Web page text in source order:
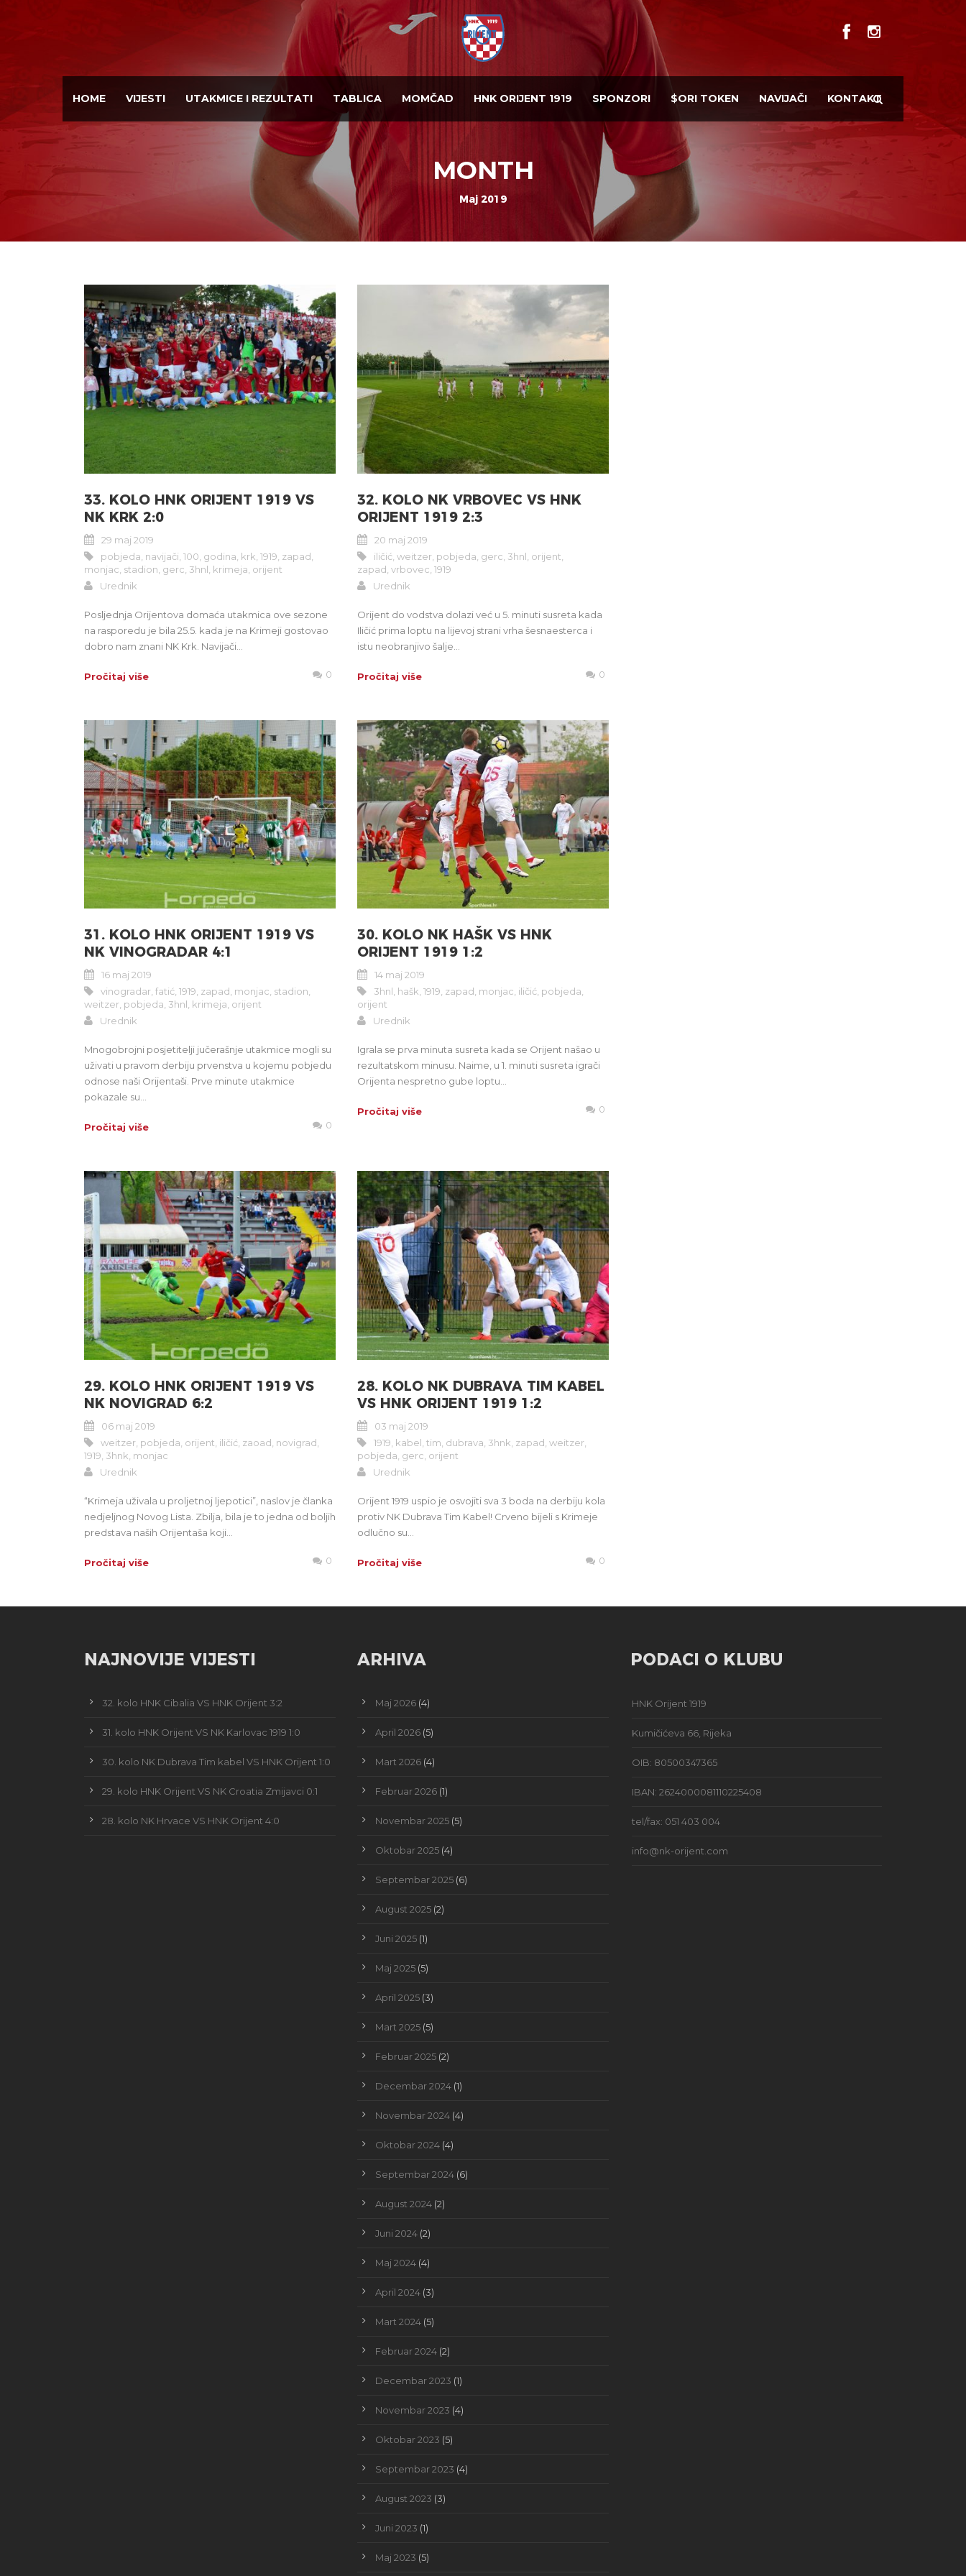
HOME VIJESTI UTAKMICE I REZULTATI TABLICA MOMČAD HNK ORIJENT 1919 SPONZORI $ORI TOKEN NAVIJAČI KONTAKT
MONTH
Maj 2019
33. KOLO HNK ORIJENT 1919 VS
NK KRK 2:0
29 maj 2019
pobjeda navijači 100 godina krk 1919 zapad
monjac stadion gerc 3hnl krimeja orijent
Urednik
Posljednja Orijentova domaća utakmica ove sezone
na rasporedu je bila 25.5. kada je na Krimeji gostovao
dobro nam znani NK Krk. Navijači...
Pročitaj više 0
32. KOLO NK VRBOVEC VS HNK
ORIJENT 1919 2:3
20 maj 2019
iličić weitzer pobjeda gerc 3hnl orijent
zapad vrbovec 1919
Urednik
Orijent do vodstva dolazi već u 5. minuti susreta kada
Iličić prima loptu na lijevoj strani vrha šesnaesterca i
istu neobranjivo šalje...
Pročitaj više 0
31. KOLO HNK ORIJENT 1919 VS
NK VINOGRADAR 4:1
16 maj 2019
vinogradar, fatić, 1919, zapad, monjac, stadion,
weitzer, pobjeda, 3hnl, krimeja, orijent
Urednik
Mnogobrojni posjetitelji jučerašnje utakmice mogli su
uživati u pravom derbiju prvenstva u kojemu pobjedu
odnose naši Orijentaši. Prve minute utakmice
pokazale su...
Pročitaj više 0
30. KOLO NK HAŠK VS HNK
ORIJENT 1919 1:2
14 maj 2019
3hnl, hašk, 1919, zapad, monjac, iličić, pobjeda,
orijent
Urednik
Igrala se prva minuta susreta kada se Orijent našao u
rezultatskom minusu. Naime, u 1. minuti susreta igrači
Orijenta nespretno gube loptu...
Pročitaj više 0
29. KOLO HNK ORIJENT 1919 VS
NK NOVIGRAD 6:2
06 maj 2019
weitzer pobjeda orijent iličić zaoad novigrad
1919 3hnk monjac
Urednik
“Krimeja uživala u proljetnoj ljepotici”, naslov je članka
nedjeljnog Novog Lista. Zbilja, bila je to jedna od boljih
predstava naših Orijentaša koji...
Pročitaj više 0
28. KOLO NK DUBRAVA TIM KABEL
VS HNK ORIJENT 1919 1:2
03 maj 2019
1919 kabel tim dubrava 3hnk zapad weitzer
pobjeda gerc orijent
Urednik
Orijent 1919 uspio je osvojiti sva 3 boda na derbiju kola
protiv NK Dubrava Tim Kabel! Crveno bijeli s Krimeje
odlučno su...
Pročitaj više 0
NAJNOVIJE VIJESTI
32. kolo HNK Cibalia VS HNK Orijent 3:2
31. kolo HNK Orijent VS NK Karlovac 1919 1:0
30. kolo NK Dubrava Tim kabel VS HNK Orijent 1:0
29. kolo HNK Orijent VS NK Croatia Zmijavci 0:1
28. kolo NK Hrvace VS HNK Orijent 4:0
ARHIVA
Maj 2026(4)
April 2026(5)
Mart 2026(4)
Februar 2026(1)
Novembar 2025(5)
Oktobar 2025(4)
Septembar 2025(6)
August 2025(2)
Juni 2025(1)
Maj 2025(5)
April 2025(3)
Mart 2025(5)
Februar 2025(2)
Decembar 2024(1)
Novembar 2024(4)
Oktobar 2024(4)
Septembar 2024(6)
August 2024(2)
Juni 2024(2)
Maj 2024(4)
April 2024(3)
Mart 2024(5)
Februar 2024(2)
Decembar 2023 (1)
Novembar 2023 (4)
Oktobar 2023 (5)
Septembar 2023 (4)
August 2023 (3)
Juni 2023 (1)
Maj 2023 (5)
PODACI O KLUBU
HNK Orijent 1919
Kumičićeva 66, Rijeka
OIB: 80500347365
IBAN: 2624000081110225408
tel/fax: 051 403 004
info@nk-orijent.com